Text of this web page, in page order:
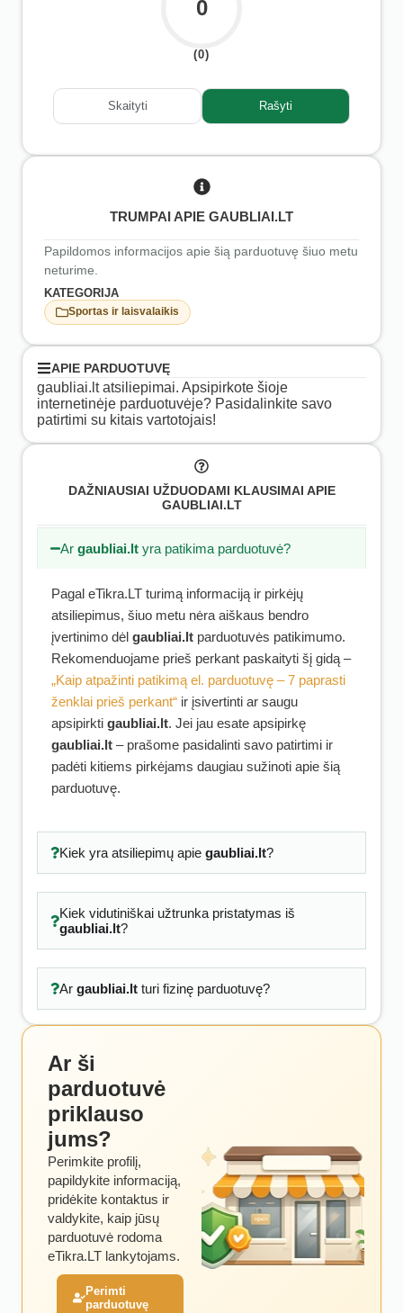
0
(0)
Skaityti Rašyti
TRUMPAI APIE GAUBLIAI.LT
Papildomos informacijos apie šią parduotuvę šiuo metu
neturime.
KATEGORIJA
Sportas ir laisvalaikis
APIE PARDUOTUVĘ
gaubliai.lt atsiliepimai. Apsipirkote šioje
internetinėje parduotuvėje? Pasidalinkite savo
patirtimi su kitais vartotojais!
DAŽNIAUSIAI UŽDUODAMI KLAUSIMAI APIE
GAUBLIAI.LT
Argaubliai.lt yra patikima parduotuvė?
Pagal eTikra.LT turimą informaciją ir pirkėjų
atsiliepimus, šiuo metu nėra aiškaus bendro
įvertinimo dėl gaubliai.lt parduotuvės patikimumo.
Rekomenduojame prieš perkant paskaityti šį gidą –
„Kaip atpažinti patikimą el. parduotuvę – 7 paprasti
ženklai prieš perkant“ ir įsivertinti ar saugu
apsipirkti gaubliai.lt. Jei jau esate apsipirkę
gaubliai.lt – prašome pasidalinti savo patirtimi ir
padėti kitiems pirkėjams daugiau sužinoti apie šią
parduotuvę.
Kiek yra atsiliepimų apie gaubliai.lt?
Kiek vidutiniškai užtrunka pristatymas iš
gaubliai.lt?
Ar gaubliai.ltturi fizinę parduotuvę?
Ar ši
parduotuvė
priklauso
jums?
Perimkite profilį,
papildykite informaciją,
pridėkite kontaktus ir
valdykite, kaip jūsų
parduotuvė rodoma
eTikra.LT lankytojams.
Perimti
parduotuvę